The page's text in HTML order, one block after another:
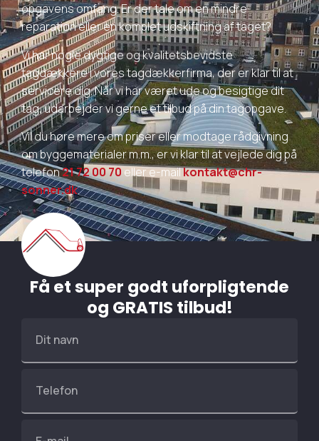
opgavens omfang. Er der tale om en mindre
reparation eller en komplet udskiftning af taget?
Vi har nogle dygtige og kvalitetsbevidste
tagdækkere i vores tagdækkerfirma, der er klar til at
servicere dig. Når vi har været ude og besigtige dit
tag, udarbejder vi gerne et tilbud på din tagopgave.
Vil du høre mere om priser eller modtage rådgivning
om byggematerialer m.m., er vi klar til at vejlede dig på
telefon21 72 00 70 eller e-mailkontakt@chr-
sonner.dk.
Få et super godt uforpligtende
og GRATIS tilbud!